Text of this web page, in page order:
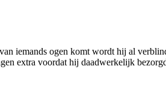
iemands ogen komt wordt hij al
extra voordat hij daadwerkelijk